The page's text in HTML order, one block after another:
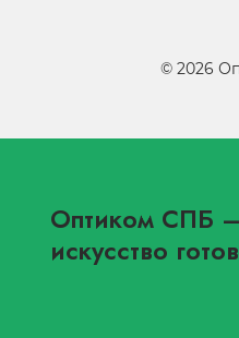
© 2026
Оптиком СПБ
искусство